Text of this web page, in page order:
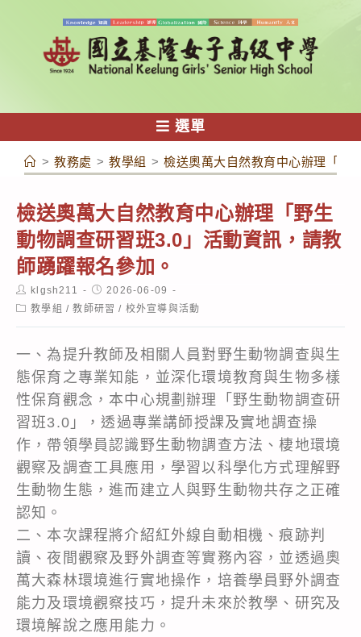
容
選單
> 教務處 > 教學組 > 檢送奧萬大自然教育中心辦理「野
檢送奧萬大自然教育中心辦理「野生
動物調查研習班3.0」活動資訊，請教
師踴躍報名參加。
Post
author:
klgsh211
Post
published:
2026-06-09
Post教學組 / 教師研習 / 校外宣導與活動
一、為提升教師及相關人員對野生動物調查與生
態保育之專業知能，並深化環境教育與生物多樣
性保育觀念，本中心規劃辦理「野生動物調查研
習班3.0」，透過專業講師授課及實地調查操
作，帶領學員認識野生動物調查方法、棲地環境
觀察及調查工具應用，學習以科學化方式理解野
生動物生態，進而建立人與野生動物共存之正確
認知。
二、本次課程將介紹紅外線自動相機、痕跡判
讀、夜間觀察及野外調查等實務內容，並透過奧
萬大森林環境進行實地操作，培養學員野外調查
能力及環境觀察技巧，提升未來於教學、研究及
環境解說之應用能力。